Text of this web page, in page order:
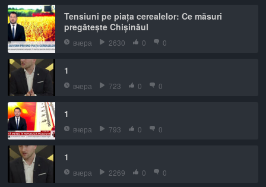
Tensiuni pe piața cerealelor: Ce măsuri
pregătește Chișinăul
вчера 2630 0 0
1
вчера 723 0 0
1
вчера 793 0 0
1
вчера 2269 0 0